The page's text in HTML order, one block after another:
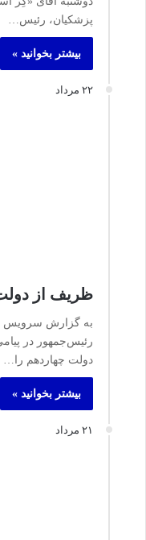
پزشکیان، رئیس…
بیشتر بخوانید »
۲۲ مرداد
ظریف از
به گزارش سرویس
رئیس‌جمهور در
دولت چهاردهم را…
بیشتر بخوانید »
۲۱ مرداد